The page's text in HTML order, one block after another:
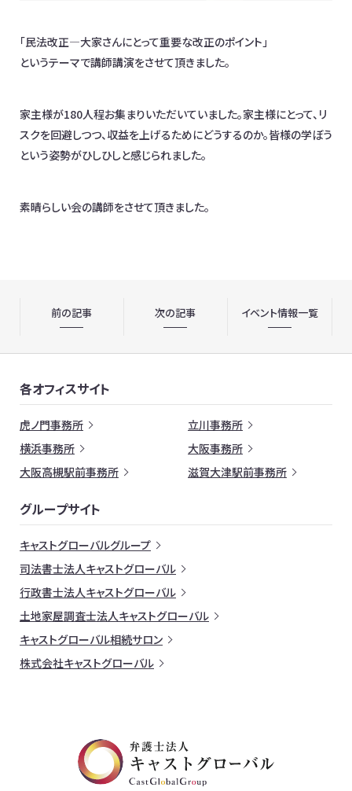
「民法改正―大家さんにとって重要な改正のポイント」
というテーマで講師講演をさせて頂きました。
家主様が180人程お集まりいただいていました。家主様にとって、リ
スクを回避しつつ、収益を上げるためにどうするのか。皆様の学ぼう
という姿勢がひしひしと感じられました。
素晴らしい会の講師をさせて頂きました。
前の記事 次の記事 イベント情報一覧
各オフィスサイト
虎ノ門事務所
立川事務所
横浜事務所
大阪事務所
大阪高槻駅前事務所
滋賀大津駅前事務所
グループサイト
キャストグローバルグループ
司法書士法人キャストグローバル
行政書士法人キャストグローバル
土地家屋調査士法人キャストグローバル
キャストグローバル相続サロン
株式会社キャストグローバル